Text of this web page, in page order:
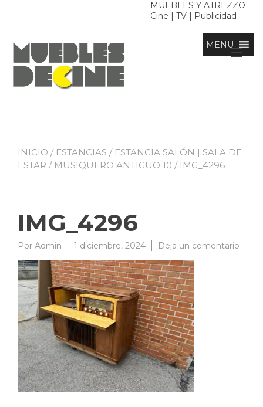
MUEBLES Y ATREZZO
Cine | TV | Publicidad
MENU
INICIO / ESTANCIAS / ESTANCIA SALÓN | SALA DE
ESTAR / MUSIQUERO ANTIGUO 10 / IMG_4296
IMG_4296
Por Admin 1 diciembre, 2024 Deja un comentario